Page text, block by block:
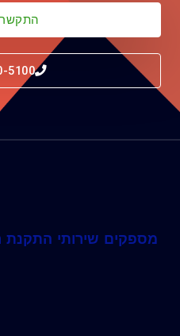
התקשרו
5100
מספקים שירותי התקנת